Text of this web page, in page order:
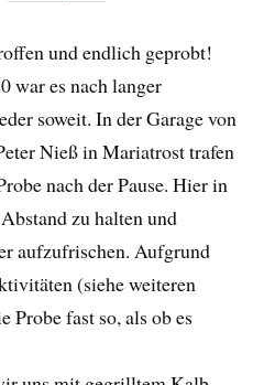
und endlich geprobt!
war es nach langer
soweit. In der Garage von
Nieß in Mariatrost trafen
nach der Pause. Hier in
zu halten und
aufzufrischen. Aufgrund
(siehe weiteren
fast so, als ob es